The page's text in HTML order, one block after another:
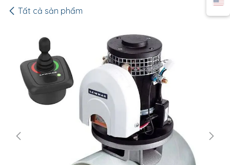
Tất cả sản phẩm